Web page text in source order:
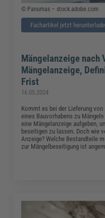
© Panumas – stock.adobe.com
Fachartikel jetzt
Mängelanzeige nach
Mängelanzeige,
Frist
16.05.2024
Kommt es bei der Lieferung
eines Bauvorhabens zu
eine Mängelanzeige aufgeben,
beseitigen zu lassen. Doch wie
Anzeige? Welche Bestandteile
zur Mängelbeseitigung ist